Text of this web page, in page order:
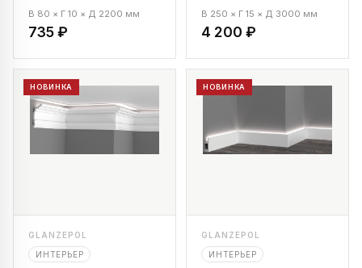
В 80 × Г 10 × Д 2200 мм
735 ₽
В 250 × Г 15 × Д 3000 мм
4 200 ₽
НОВИНКА
GLANZEPOL
ИНТЕРЬЕР
НОВИНКА
GLANZEPOL
ИНТЕРЬЕР